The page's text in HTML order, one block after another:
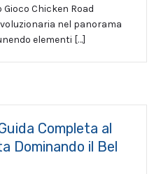
Gioco Chicken Road
nel panorama
elementi […]
Completa al
Dominando il Bel